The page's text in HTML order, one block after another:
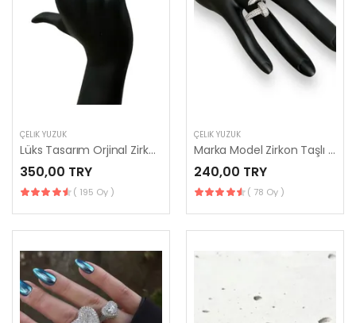
ÇELIK YÜZÜK
Lüks Tasarım Orjinal Zirkon Taşlı Bombeli İthal Kadın Yüzük
350,00 TRY
( 195 Oy )
ÇELIK YÜZÜK
Marka Model Zirkon Taşlı Çivi Yüzük (Büyük Boy)
240,00 TRY
( 78 Oy )